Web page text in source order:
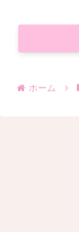
ホーム